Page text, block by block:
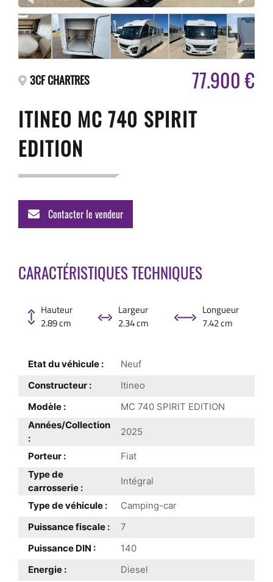
3CF CHARTRES
77.900 €
ITINEO MC 740 SPIRIT
EDITION
Contacter le vendeur
CARACTÉRISTIQUES TECHNIQUES
Hauteur
2.89 cm
Largeur
2.34 cm
Longueur
7.42 cm
Etat du véhicule :
Neuf
Constructeur :
Itineo
Modèle :
MC 740 SPIRIT EDITION
Années/Collection
:
2025
Porteur :
Fiat
Type de
carrosserie :
Intégral
Type de véhicule :
Camping-car
Puissance fiscale :
7
Puissance DIN :
140
Energie :
Diesel